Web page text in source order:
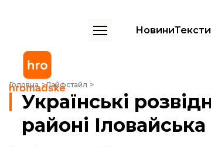
НовиниТексти
Головна Лайфстайл
Українські розвідники потрапили в засідку в районі
Українські
районі Іловайська